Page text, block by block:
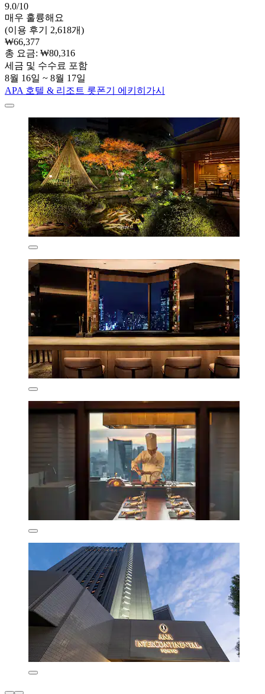
9.0/10
매우 훌륭해요
(이용 후기 2,618개)
₩66,377
총 요금: ₩80,316
세금 및 수수료 포함
8월 16일 ~ 8월 17일
APA 호텔 & 리조트 롯폰기 에키히가시